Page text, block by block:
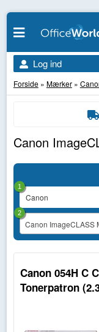
Log ind
Forside» Mærker»
Canon
1
Canon ImageCLASS
2
Canon 054H C
Tonerpatron